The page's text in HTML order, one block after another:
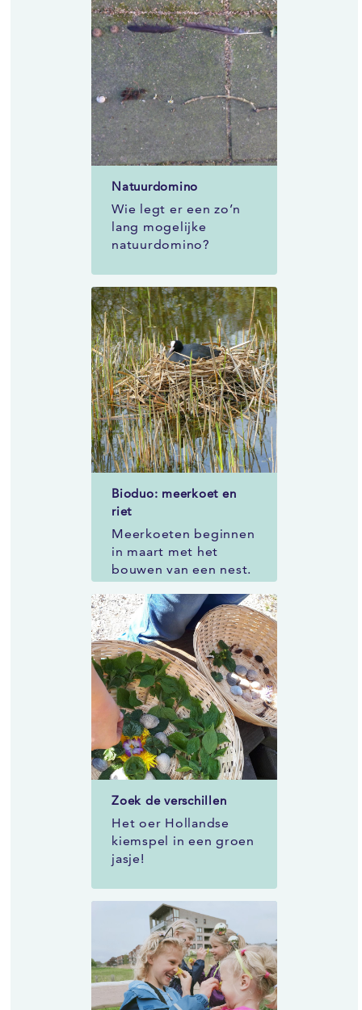
Natuurdomino
Wie legt er een zo’n
lang mogelijke
natuurdomino?
Bioduo: meerkoet en
riet
Meerkoeten beginnen
in maart met het
bouwen van een nest.
Het nest van
ongeveer 20
centimeter groot
wordt opgebouwd uit
riet, waterplanten,
takjes, wortels en
bladeren. Het is een
drijvend [...]
Zoek de verschillen
Het oer Hollandse
kiemspel in een groen
jasje!